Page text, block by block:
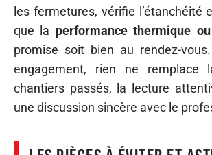
les fermetures, vérifie l’étanchéité
que la performance thermique
promise soit bien au rendez-
engagement, rien ne remplace
chantiers passés, la lecture
une discussion sincère avec le